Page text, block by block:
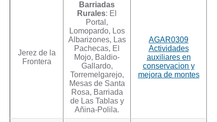
Jerez de la
Frontera
Barriadas
Rurales: El
Portal,
Lomopardo, Los
Albarizones, Las
Pachecas, El
Mojo, Baldio-
Gallardo,
Torremelgarejo,
Mesas de Santa
Rosa, Barriada
de Las Tablas y
Añina-Polila.
AGAR0309
Actividades
auxiliares en
conservacion y
mejora de montes